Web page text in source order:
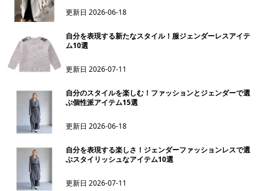
更新日2026-06-18
自分を表現する新たなスタイル！服ジェンダーレスアイテ
ム10選
更新日2026-07-11
自分のスタイルを楽しむ！ファッションとジェンダーで選
ぶ個性派アイテム15選
更新日2026-06-18
自分を表現する楽しさ！ジェンダーファッションレスで選
ぶスタイリッシュなアイテム10選
更新日2026-07-11